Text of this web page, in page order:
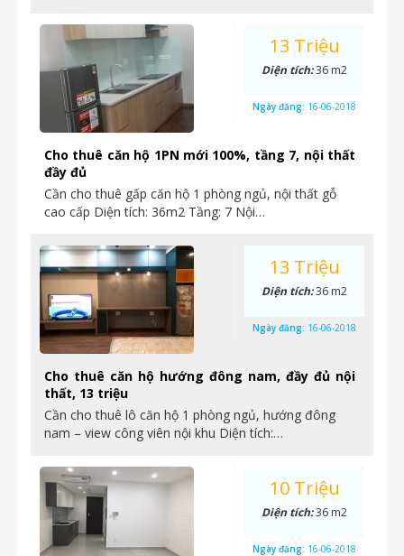
Cho thuê căn hộ 1PN mới 100%, tầng 7, nội thất
đầy đủ
Cần cho thuê gấp căn hộ 1 phòng ngủ, nội thất gỗ
cao cấp Diện tích: 36m2 Tầng: 7 Nội…
13 Triệu
Diện tích:36 m2
Ngày đăng: 16-06-2018
Cho thuê căn hộ hướng đông nam, đầy đủ nội
thất, 13 triệu
Cần cho thuê lô căn hộ 1 phòng ngủ, hướng đông
nam – view công viên nội khu Diện tích:…
13 Triệu
Diện tích:36 m2
Ngày đăng: 16-06-2018
10 Triệu
Diện tích:36 m2
Ngày đăng: 16-06-2018